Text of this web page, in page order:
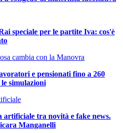
speciale per le partite Iva: cos'è
e pensionati fino a 260
simulazioni
artificiale tra novità e fake news.
Manganelli